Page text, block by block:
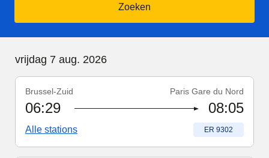
Zoeken
vrijdag 7 aug. 2026vrijdag 7 augustus 2026
Treinnummer:
ER 9302
Brussel-Zuid Paris Gare du Nord
06:29 08:05
Alle stations Treinnummer
ER 9302